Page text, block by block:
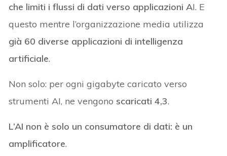
che limiti i flussi di dati verso applicazioni AI. E
questo mentre l’organizzazione media utilizza
già 60 diverse applicazioni di intelligenza
artificiale.
Non solo: per ogni gigabyte caricato verso
strumenti AI, ne vengono scaricati 4,3.
L’AI non è solo un consumatore di dati: è un
amplificatore.